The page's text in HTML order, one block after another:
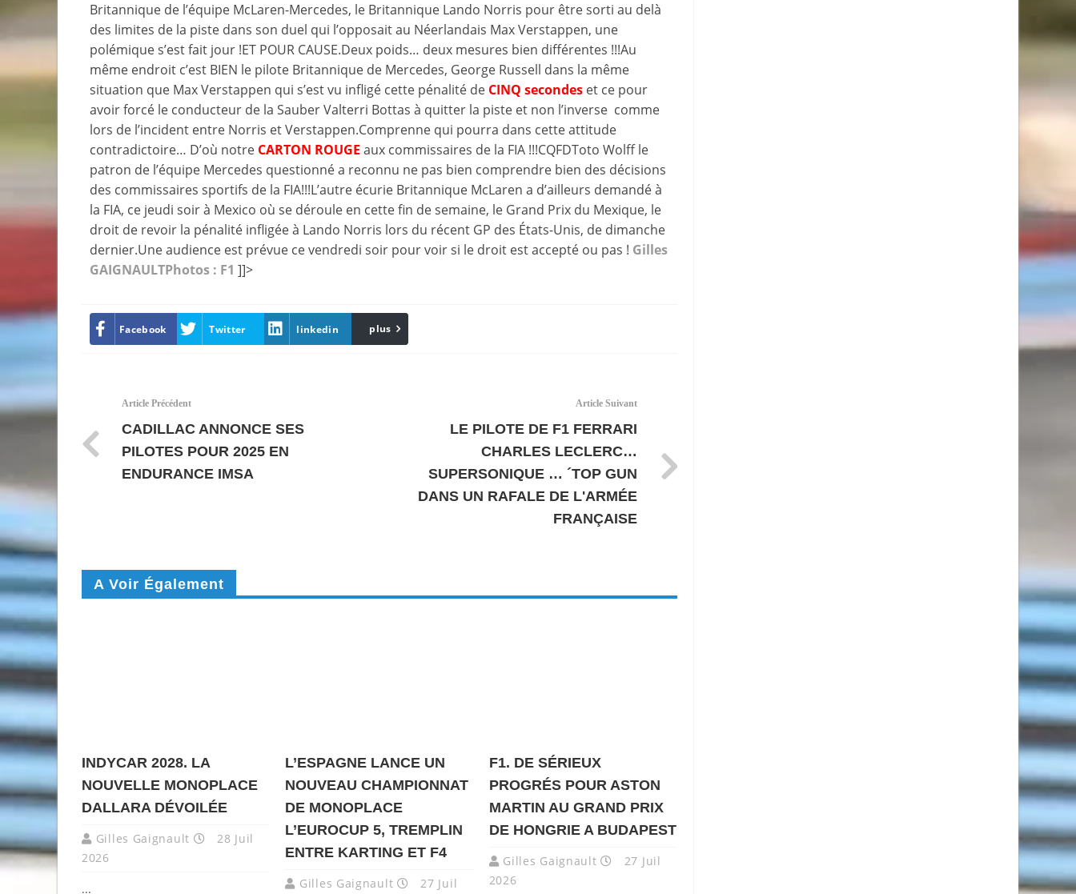
Britannique de l’équipe McLaren-Mercedes, le Britannique Lando Norris pour être sorti au delà
des limites de la piste dans son duel qui l’opposait au Néerlandais Max Verstappen, une
polémique s’est fait jour !ET POUR CAUSE.Deux poids… deux mesures bien différentes !!!Au
même endroit c’est BIEN le pilote Britannique de Mercedes, George Russell dans la même
situation que Max Verstappen qui s’est vu infligé cette pénalité de CINQ secondes et ce pour
avoir forcé le conducteur de la Sauber Valterri Bottas à quitter la piste et non l’inverse comme
lors de l’incident entre Norris et Verstappen.Comprenne qui pourra dans cette attitude
contradictoire… D’où notre CARTON ROUGE aux commissaires de la FIA !!!CQFDToto Wolff le
patron de l’équipe Mercedes questionné a reconnu ne pas bien comprendre bien des décisions
des commissaires sportifs de la FIA!!!L’autre écurie Britannique McLaren a d’ailleurs demandé à
la FIA, ce jeudi soir à Mexico où se déroule en cette fin de semaine, le Grand Prix du Mexique, le
droit de revoir la pénalité infligée à Lando Norris lors du récent GP des États-Unis, de dimanche
dernier.Une audience est prévue ce vendredi soir pour voir si le droit est accepté ou pas ! Gilles
GAIGNAULTPhotos : F1 ]]>
Facebook Twitter linkedin Email
plus
Article Précédent
CADILLAC ANNONCE SES
PILOTES POUR 2025 EN
ENDURANCE IMSA
Article Suivant
LE PILOTE DE F1 FERRARI
CHARLES LECLERC…
SUPERSONIQUE … ´TOP GUN
DANS UN RAFALE DE L'ARMÉE
FRANÇAISE
A Voir Également
INDYCAR 2028. LA
NOUVELLE MONOPLACE
DALLARA DÉVOILÉE
Gilles Gaignault
28 Juil
2026
...
L’ESPAGNE LANCE UN
NOUVEAU CHAMPIONNAT
DE MONOPLACE
L’EUROCUP 5, TREMPLIN
ENTRE KARTING ET F4
Gilles Gaignault 27 Juil
F1. DE SÉRIEUX
PROGRÉS POUR ASTON
MARTIN AU GRAND PRIX
DE HONGRIE A BUDAPEST
Gilles Gaignault
27 Juil
2026